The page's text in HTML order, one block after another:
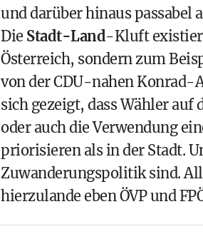
und darüber hinaus passabel
Die Stadt-Land-Kluft
Österreich, sondern zum
von der CDU-nahen
sich gezeigt, dass Wähler
oder auch die Verwendung
priorisieren als in der Stadt.
Zuwanderungspolitik sind.
hierzulande eben ÖVP und